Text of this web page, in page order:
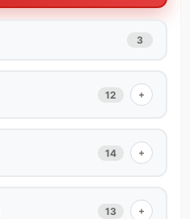
3
12 +
14 +
13 +